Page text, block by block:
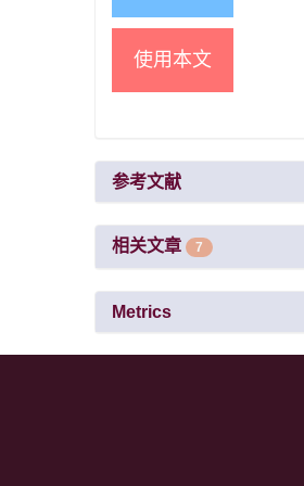
使用本文
参考文献
相关文章 7
Metrics